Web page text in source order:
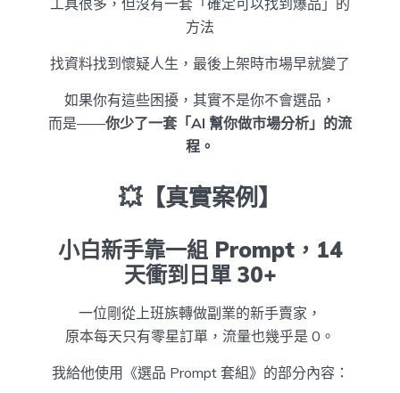
方法
找資料找到懷疑人生，最後上架時市場早就變了
如果你有這些困擾，其實不是你不會選品，
而是——你少了一套「AI 幫你做市場分析」的流
程。
💥【真實案例】
小白新手靠一組 Prompt，14
天衝到日單 30+
一位剛從上班族轉做副業的新手賣家，
原本每天只有零星訂單，流量也幾乎是 0。
我給他使用《選品 Prompt 套組》的部分內容：